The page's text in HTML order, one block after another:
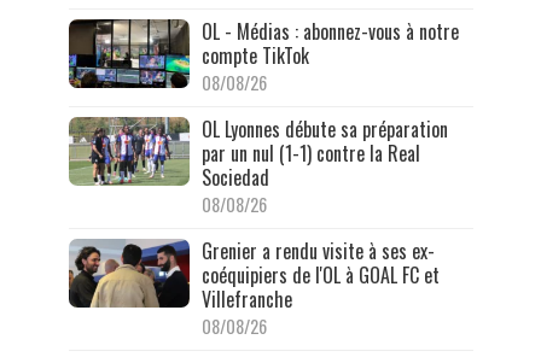
OL - Médias : abonnez-vous à notre
compte TikTok
08/08/26
OL Lyonnes débute sa préparation
par un nul (1-1) contre la Real
Sociedad
08/08/26
Grenier a rendu visite à ses ex-
coéquipiers de l'OL à GOAL FC et
Villefranche
08/08/26